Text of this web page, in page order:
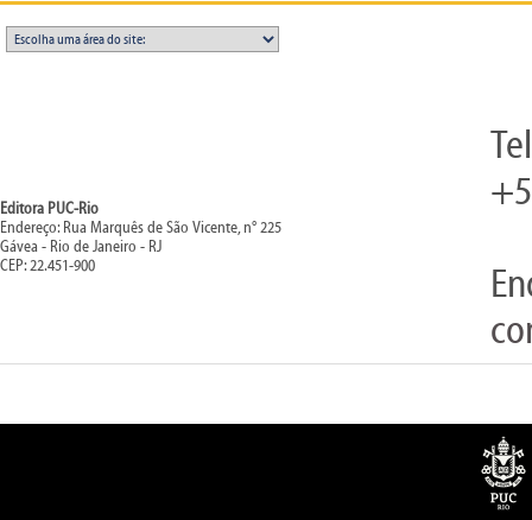
Editora PUC-Rio
Endereço: Rua Marquês de São Vicente, n° 225
Gávea - Rio de Janeiro - RJ
CEP: 22.451-900